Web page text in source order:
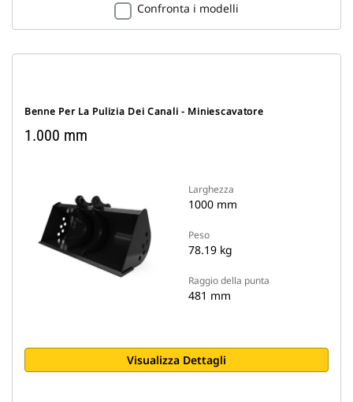
Confronta i modelli
Benne Per La Pulizia Dei Canali - Miniescavatore
1.000 mm
Larghezza
1000 mm
Peso
78.19 kg
Raggio della punta
481 mm
Visualizza Dettagli